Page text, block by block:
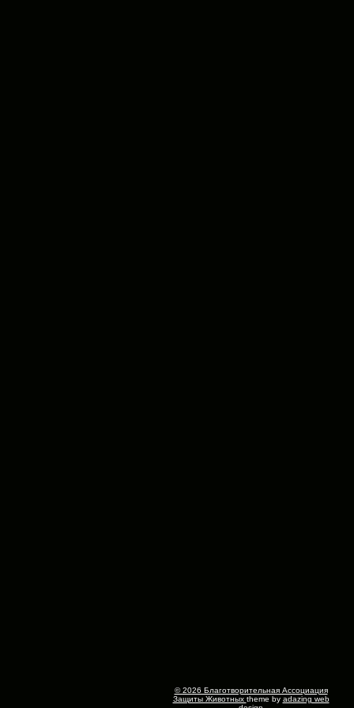
© 2026 Благотворительная Ассоциация
Защиты Животных theme by adazing web